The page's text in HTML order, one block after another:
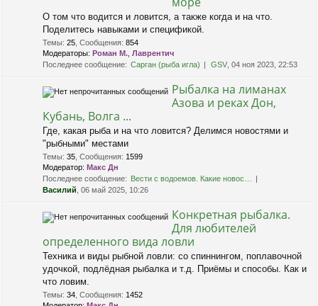
О том что водится и ловится, а также когда и на что.
Поделитесь навыками и спецификой.
Темы: 25 Сообщения: 854
Модераторы: Роман М. Лаврентич
Последнее сообщение: Сарган (рыба игла) GSV , 04 ноя 2023, 22:53
Рыбалка на лиманах
Азова и реках Дон,
Кубань, Волга ...
Где, какая рыба и на что ловится? Делимся новостями и
"рыбными" местами
Темы: 35 Сообщения: 1599
Модератор: Макс Дн
Последнее сообщение: Вести с водоемов. Какие новос…
Василий , 06 май 2025, 10:26
Конкретная рыбалка.
Для любителей
определенного вида ловли
Техника и виды рыбной ловли: со спиннингом, поплавочной
удочкой, подлёдная рыбалка и т.д. Приёмы и способы. Как и
что ловим.
Темы: 34 Сообщения: 1452